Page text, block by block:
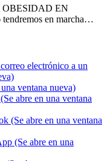
EN
tendremos en marcha…
electrónico a un
ventana nueva)
abre en una ventana
(Se abre en una ventana
(Se abre en una